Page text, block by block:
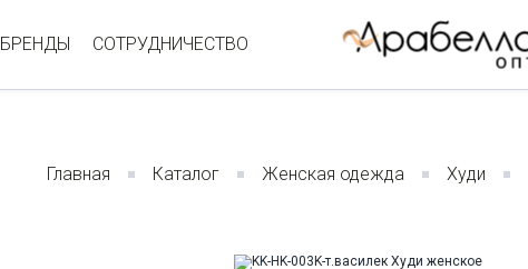
БРЕНДЫ СОТРУДНИЧЕСТВО
Главная Каталог Женская одежда Худи